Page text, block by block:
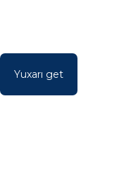
Yuxarı get